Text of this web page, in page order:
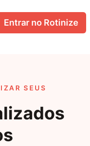
Entrar no Rotinize
SEUS